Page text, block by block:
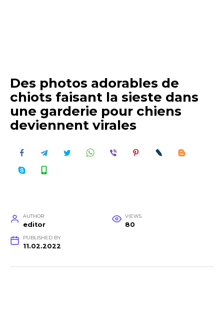
Des photos adorables de
chiots faisant la sieste dans
une garderie pour chiens
deviennent virales
AUTHOR
editor
VIEWS
80
PUBLISHED BY
11.02.2022